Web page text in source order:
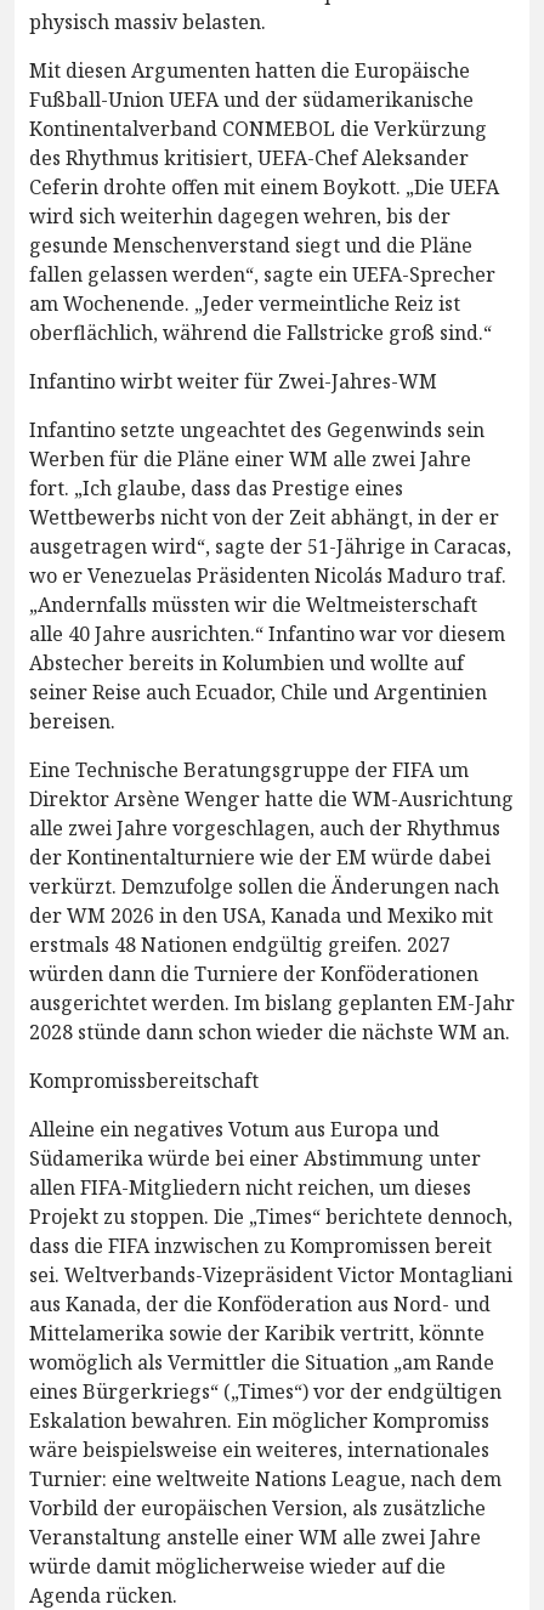
physisch massiv belasten.
Mit diesen Argumenten hatten die Europäische
Fußball-Union UEFA und der südamerikanische
Kontinentalverband CONMEBOL die Verkürzung
des Rhythmus kritisiert, UEFA-Chef Aleksander
Ceferin drohte offen mit einem Boykott. „Die UEFA
wird sich weiterhin dagegen wehren, bis der
gesunde Menschenverstand siegt und die Pläne
fallen gelassen werden“, sagte ein UEFA-Sprecher
am Wochenende. „Jeder vermeintliche Reiz ist
oberflächlich, während die Fallstricke groß sind.“
Infantino wirbt weiter für Zwei-Jahres-WM
Infantino setzte ungeachtet des Gegenwinds sein
Werben für die Pläne einer WM alle zwei Jahre
fort. „Ich glaube, dass das Prestige eines
Wettbewerbs nicht von der Zeit abhängt, in der er
ausgetragen wird“, sagte der 51-Jährige in Caracas,
wo er Venezuelas Präsidenten Nicolás Maduro traf.
„Andernfalls müssten wir die Weltmeisterschaft
alle 40 Jahre ausrichten.“ Infantino war vor diesem
Abstecher bereits in Kolumbien und wollte auf
seiner Reise auch Ecuador, Chile und Argentinien
bereisen.
Eine Technische Beratungsgruppe der FIFA um
Direktor Arsène Wenger hatte die WM-Ausrichtung
alle zwei Jahre vorgeschlagen, auch der Rhythmus
der Kontinentalturniere wie der EM würde dabei
verkürzt. Demzufolge sollen die Änderungen nach
der WM 2026 in den USA, Kanada und Mexiko mit
erstmals 48 Nationen endgültig greifen. 2027
würden dann die Turniere der Konföderationen
ausgerichtet werden. Im bislang geplanten EM-Jahr
2028 stünde dann schon wieder die nächste WM an.
Kompromissbereitschaft
Alleine ein negatives Votum aus Europa und
Südamerika würde bei einer Abstimmung unter
allen FIFA-Mitgliedern nicht reichen, um dieses
Projekt zu stoppen. Die „Times“ berichtete dennoch,
dass die FIFA inzwischen zu Kompromissen bereit
sei. Weltverbands-Vizepräsident Victor Montagliani
aus Kanada, der die Konföderation aus Nord- und
Mittelamerika sowie der Karibik vertritt, könnte
womöglich als Vermittler die Situation „am Rande
eines Bürgerkriegs“ („Times“) vor der endgültigen
Eskalation bewahren. Ein möglicher Kompromiss
wäre beispielsweise ein weiteres, internationales
Turnier: eine weltweite Nations League, nach dem
Vorbild der europäischen Version, als zusätzliche
Veranstaltung anstelle einer WM alle zwei Jahre
würde damit möglicherweise wieder auf die
Agenda rücken.